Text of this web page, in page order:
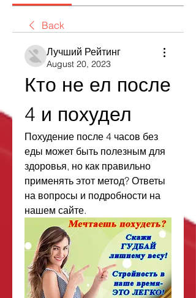
Back
Лучший Рейтинг
August 20, 2023
Кто не ел после
4 и похудел
Похудение после 4 часов без
еды может быть полезным для
здоровья, но как правильно
применять этот метод? Ответы
на вопросы и подробности на
нашем сайте.